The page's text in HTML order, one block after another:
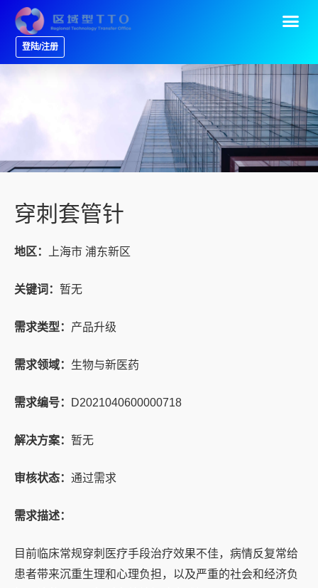
登陆/注册
穿刺套管针
地区： 上海市 浦东新区
关键词： 暂无
需求类型： 产品升级
需求领域： 生物与新医药
需求编号： D2021040600000718
解决方案： 暂无
审核状态： 通过需求
需求描述：
目前临床常规穿刺医疗手段治疗效果不佳，病情反复常给
患者带来沉重生理和心理负担，以及严重的社会和经济负